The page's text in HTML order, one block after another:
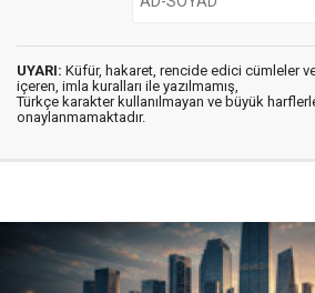
UYARI: Küfür, hakaret, rencide edici cümleler
içeren, imla kuralları ile yazılmamış,
Türkçe karakter kullanılmayan ve büyük
onaylanmamaktadır.